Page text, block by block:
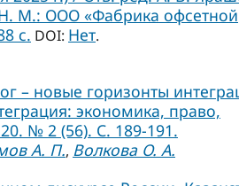
М.: ООО «Фабрика офсетной
с. DOI: Нет.
– новые горизонты
экономика, право,
№ 2 (56). С. 189-191.
А. П., Волкова О. А.